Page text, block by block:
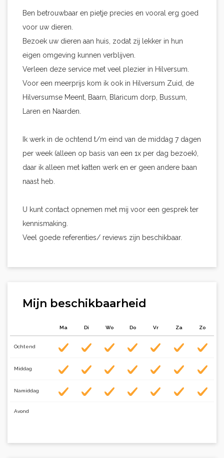
Ben betrouwbaar en pietje precies en vooral erg goed
voor uw dieren.
Bezoek uw dieren aan huis, zodat zij lekker in hun
eigen omgeving kunnen verblijven.
Verleen deze service met veel plezier in Hilversum.
Voor een meerprijs kom ik ook in Hilversum Zuid, de
Hilversumse Meent, Baarn, Blaricum dorp, Bussum,
Laren en Naarden.
Ik werk in de ochtend t/m eind van de middag 7 dagen
per week (alleen op basis van een 1x per dag bezoek),
daar ik alleen met katten werk en er geen andere baan
naast heb.
U kunt contact opnemen met mij voor een gesprek ter
kennismaking.
Veel goede referenties/ reviews zijn beschikbaar.
Mijn beschikbaarheid
Ma Di Wo Do Vr Za Zo
Ochtend
Middag
Namiddag
Avond